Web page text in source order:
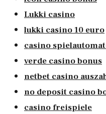
Lukki casino
lukki casino 10 euro
casino
verde casino bonus
netbet casino
no deposit casino
casino freispiele